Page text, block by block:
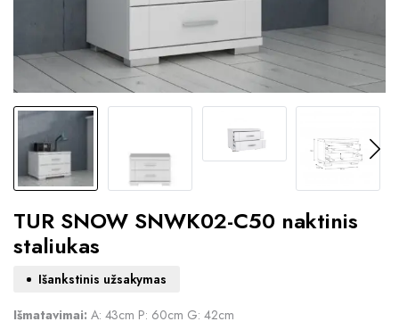
TUR SNOW SNWK02-C50 naktinis
staliukas
Išankstinis užsakymas
Išmatavimai: A: 43cm P: 60cm G: 42cm